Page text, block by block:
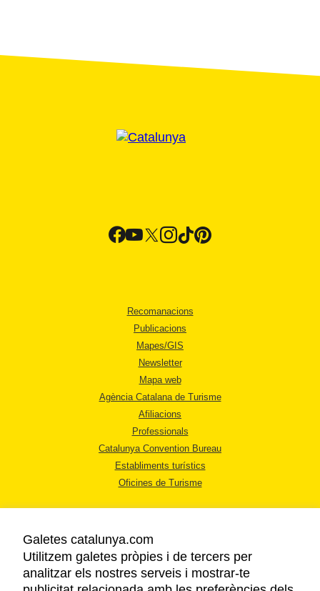
Recomanacions
Publicacions
Mapes/GIS
Newsletter
Mapa web
Agència Catalana de Turisme
Afiliacions
Professionals
Catalunya Convention Bureau
Establiments turístics
Oficines de Turisme
AVÍS LEGAL
Galetes catalunya.com
Utilitzem galetes pròpies i de tercers per
analitzar els nostres serveis i mostrar-te